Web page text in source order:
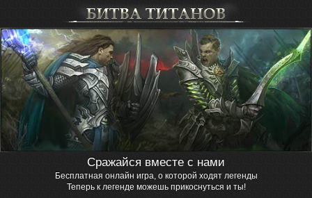
Сражайся вместе с нами
Бесплатная онлайн игра, о которой ходят легенды
Теперь к легенде можешь прикоснуться и ты!